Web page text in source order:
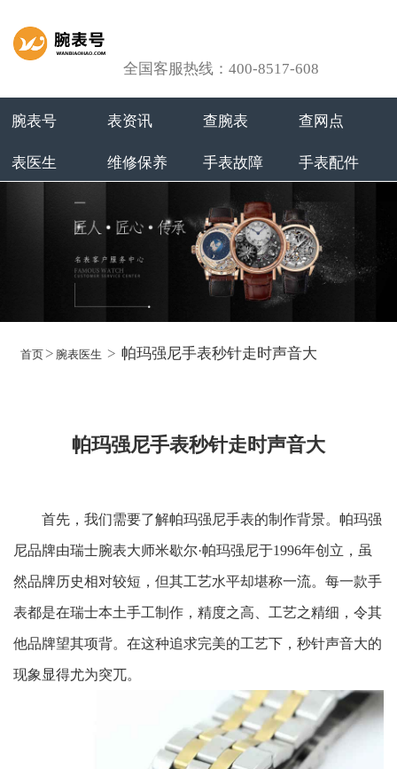
全国客服热线：400-8517-608
腕表号 表资讯 查腕表 查网点
表医生 维修保养 手表故障 手表配件
首页 > 腕表医生 > 帕玛强尼手表秒针走时声音大
帕玛强尼手表秒针走时声音大
首先，我们需要了解帕玛强尼手表的制作背景。帕玛强
尼品牌由瑞士腕表大师米歇尔·帕玛强尼于1996年创立，虽
然品牌历史相对较短，但其工艺水平却堪称一流。每一款手
表都是在瑞士本土手工制作，精度之高、工艺之精细，令其
他品牌望其项背。在这种追求完美的工艺下，秒针声音大的
现象显得尤为突兀。